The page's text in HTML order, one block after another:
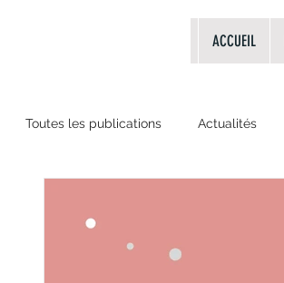
ACCUEIL
Toutes les publications Actualités